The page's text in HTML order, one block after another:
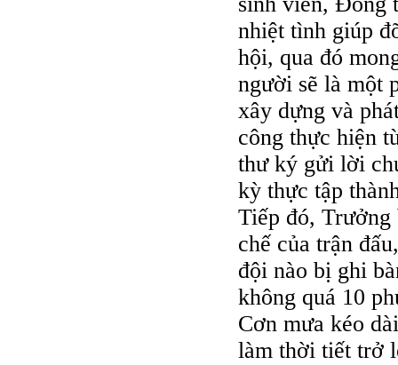
nhiệt tình giúp
hội, qua đó
người sẽ là một
xây dựng và
công thực hiện
thư ký gửi lời
kỳ thực tập
Tiếp đó, Trưởng
chế của trận
đội nào bị ghi
không quá 10
Cơn mưa kéo
làm thời tiết trở